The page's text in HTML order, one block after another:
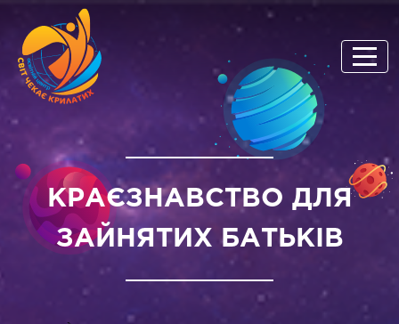
КРАЄЗНАВСТВО ДЛЯ
ЗАЙНЯТИХ БАТЬКІВ